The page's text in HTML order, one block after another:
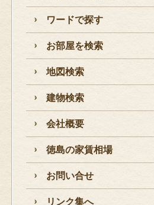
ワードで探す
お部屋を検索
地図検索
建物検索
会社概要
徳島の家賃相場
お問い合せ
リンク集へ